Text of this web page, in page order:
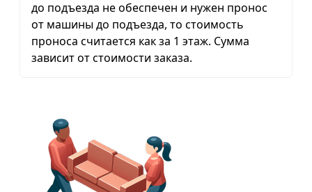
до подъезда не обеспечен и нужен пронос
от машины до подъезда, то стоимость
проноса считается как за 1 этаж. Сумма
зависит от стоимости заказа.